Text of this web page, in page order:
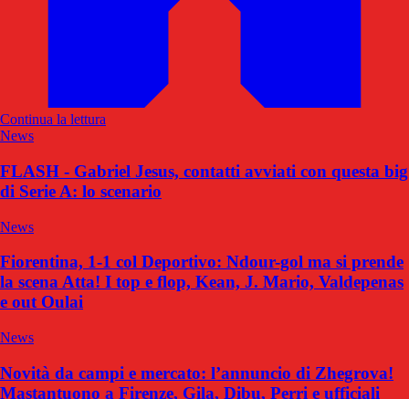
Continua la lettura
News
FLASH - Gabriel Jesus, contatti avviati con questa big
di Serie A: lo scenario
News
Fiorentina, 1-1 col Deportivo: Ndour-gol ma si prende
la scena Atta! I top e flop, Kean, J. Mario, Valdepenas
e out Oulai
News
Novità da campi e mercato: l’annuncio di Zhegrova!
Mastantuono a Firenze, Gila, Dibu, Perri e ufficiali